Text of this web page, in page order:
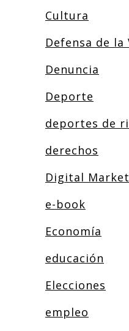
Cultura
Defensa de la
Denuncia
Deporte
deportes de
derechos
Digital
e-book
Economía
educación
Elecciones
empleo